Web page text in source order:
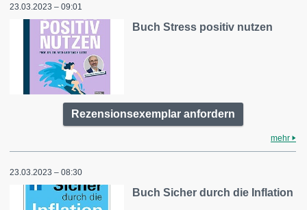
23.03.2023 – 09:01
Buch Stress positiv nutzen
Rezensionsexemplar anfordern
mehr
23.03.2023 – 08:30
Buch Sicher durch die Inflation